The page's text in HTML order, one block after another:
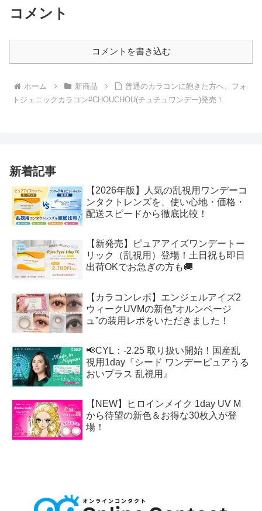
コメント
コメントを書き込む
ホーム 新商品
普通のカラコンに飽きた方へ、フォ
トジェニックカラコン#CHOUCHOU(チュチュワンデー)発売！
新着記事
【2026年版】人気の乱視用ワンデーコ
ンタクトレンズを、使い心地・価格・
配送スピードから徹底比較！
【新発売】ピュアアイズワンデートー
リック（乱視用）登場！土日祝も即日
出荷OKでお急ぎの方も🚚
【カラコンレポ】エンジェルアイズ2
ウィークUVMの新色”オルンベージ
ュ”の装用レポをいただきました！
📢CYL：-2.25 取り扱い開始！国産乱
視用1day『シード ワンデーピュアうる
おいプラス 乱視用』
【NEW】ヒロインメイク 1day UV M
から待望の新色＆お得な30枚入が登
場！